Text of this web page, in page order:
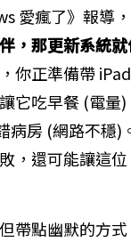
愛瘋了》報導，
，那更新系統
你正準備帶
它吃早餐 (電量
病房 (網路不穩)
，還可能讓這位
帶點幽默的方式